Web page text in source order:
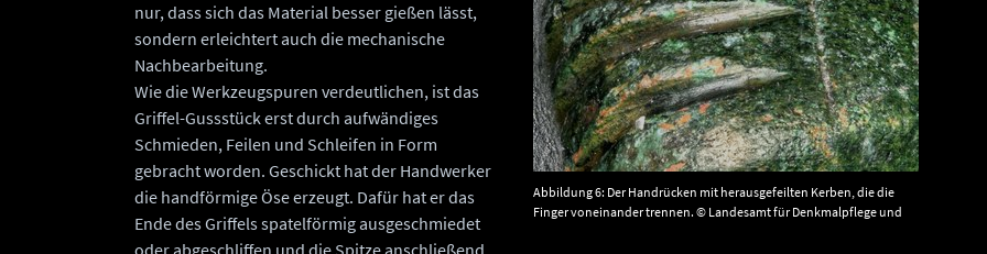
Abbildung 6: Der Handrücken mit herausgefeilten Kerben, die die
Finger voneinander trennen. © Landesamt für Denkmalpflege und
nur, dass sich das Material besser gießen lässt,
sondern erleichtert auch die mechanische
Nachbearbeitung.
Wie die Werkzeugspuren verdeutlichen, ist das
Griffel-Gussstück erst durch aufwändiges
Schmieden, Feilen und Schleifen in Form
gebracht worden. Geschickt hat der Handwerker
die handförmige Öse erzeugt. Dafür hat er das
Ende des Griffels spatelförmig ausgeschmiedet
oder abgeschliffen und die Spitze anschließend